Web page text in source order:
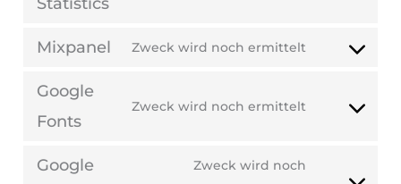
Mixpanel Zweck wird noch ermittelt
Google
Fonts
Zweck wird noch ermittelt
Google
Zweck wird noch